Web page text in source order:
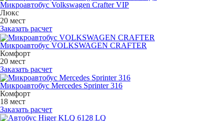
Микроавтобус Volkswagen Crafter VIP
Люкс
20 мест
Заказать расчет
Микроавтобус VOLKSWAGEN CRAFTER
Комфорт
20 мест
Заказать расчет
Микроавтобус Mercedes Sprinter 316
Комфорт
18 мест
Заказать расчет